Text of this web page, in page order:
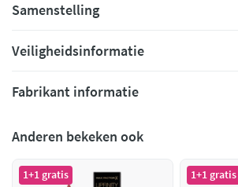
Samenstelling
Veiligheidsinformatie
Fabrikant informatie
Anderen bekeken ook
1+1 gratis 1+1 gratis